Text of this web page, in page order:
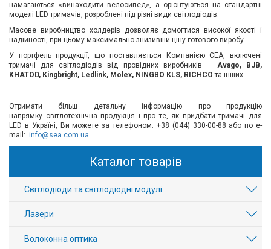
намагаються «винаходити велосипед», а орієнтуються на стандартні
моделі LED тримачів, розроблені під різні види світлодіодів.
Масове виробництво холдерів дозволяє домогтися високої якості і
надійності, при цьому максимально знизивши ціну готового виробу.
У портфель продукції, що поставляється Компанією СЕА, включені
тримачі для світлодіодів від провідних виробників — Avago, BJB,
KHATOD, Kingbright, Ledlink, Molex, NINGBO KLS, RICHCO та інших.
Отримати більш детальну інформацію про продукцію
напрямку світлотехнічна продукція і про те, як придбати тримачі для
LED в Україні, Ви можете за телефоном: +38 (044) 330-00-88 або по e-
mail: info@sea.com.ua.
Каталог товарів
Світлодіоди та світлодіодні модулі
Лазери
Волоконна оптика